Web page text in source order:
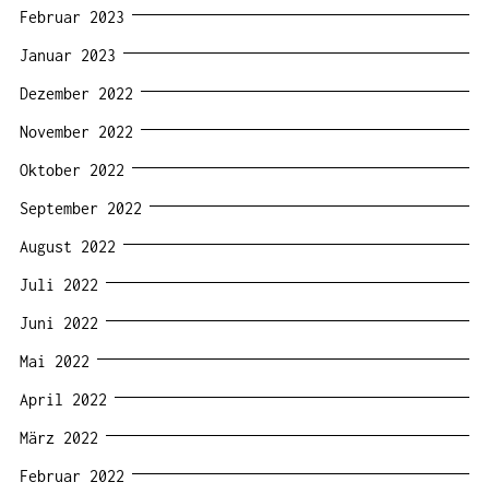
Februar 2023
Januar 2023
Dezember 2022
November 2022
Oktober 2022
September 2022
August 2022
Juli 2022
Juni 2022
Mai 2022
April 2022
März 2022
Februar 2022